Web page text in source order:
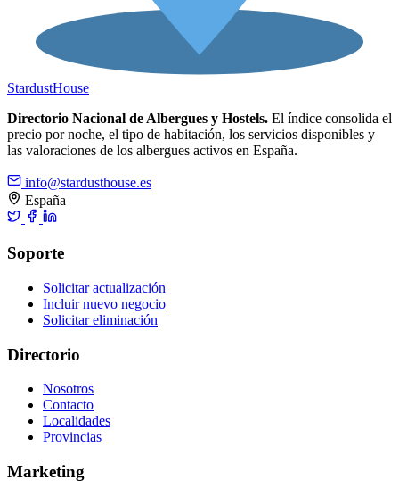
StardustHouse
Directorio Nacional de Albergues y Hostels. El índice consolida el
precio por noche, el tipo de habitación, los servicios disponibles y
las valoraciones de los albergues activos en España.
info@stardusthouse.es
España
Soporte
Solicitar actualización
Incluir nuevo negocio
Solicitar eliminación
Directorio
Nosotros
Contacto
Localidades
Provincias
Marketing